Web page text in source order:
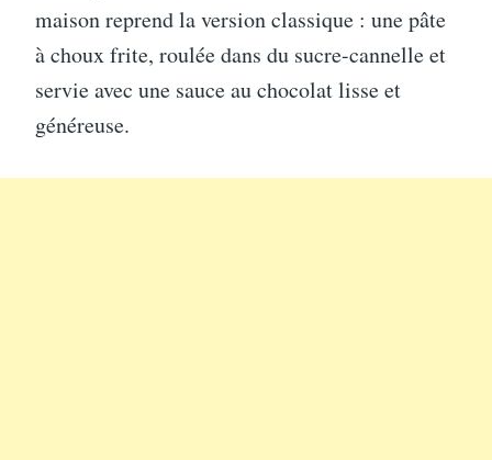
maison reprend la version classique : une pâte
à choux frite, roulée dans du sucre-cannelle et
servie avec une sauce au chocolat lisse et
généreuse.